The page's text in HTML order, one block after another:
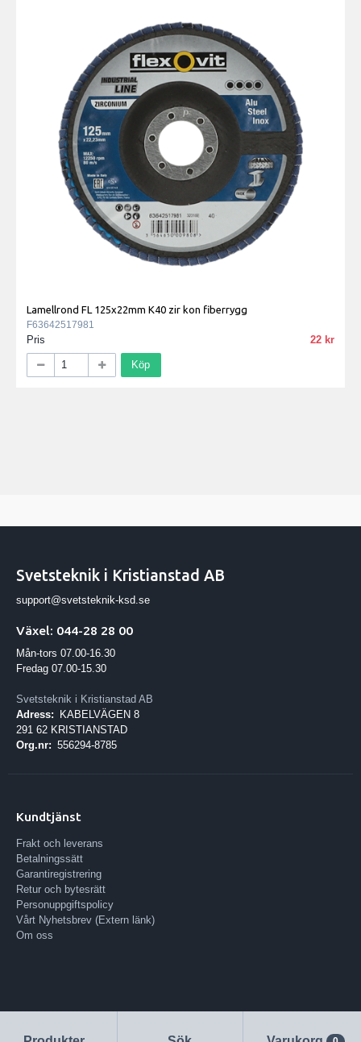
Lamellrond FL 125x22mm K40 zir kon fiberrygg
F63642517981
Pris 22
Köp
Svetsteknik i Kristianstad AB
support@svetsteknik-ksd.se
Växel: 044-28 28 00
Mån-tors 07.00-16.30
Fredag 07.00-15.30
Svetsteknik i Kristianstad AB
Adress:
KABELVÄGEN 8
291 62 KRISTIANSTAD
Org.nr: 556294-8785
Kundtjänst
Frakt och leverans
Betalningssätt
Garantiregistrering
Retur och bytesrätt
Personuppgiftspolicy
Vårt Nyhetsbrev (Extern länk)
Om oss